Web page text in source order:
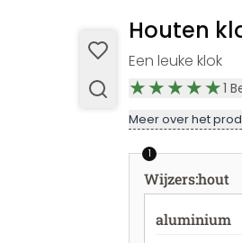
Houten
Een leuke klok
1
Meer over het
1
Wijzers:hout
aluminium